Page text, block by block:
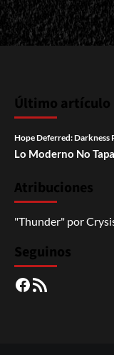
Último artículo
Hope Deferred: Darkness
Lo Moderno No
Atribuciones
"Thunder" por
Seguinos
Facebook
RSS